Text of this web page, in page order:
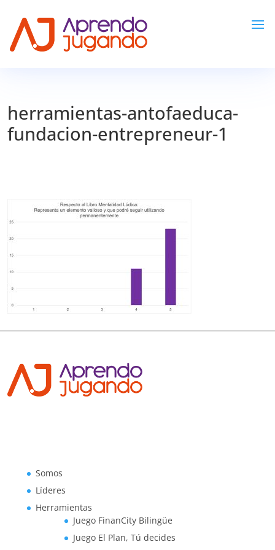
herramientas-antofaeduca-
fundacion-entrepreneur-1
Somos
Líderes
Herramientas
Juego FinanCity Bilingüe
Juego El Plan, Tú decides